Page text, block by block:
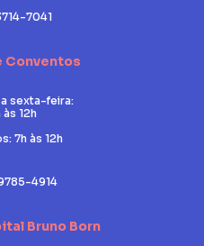
7041
Conventos
sexta-feira:
às 12h
7h às 12h
4914
Bruno Born